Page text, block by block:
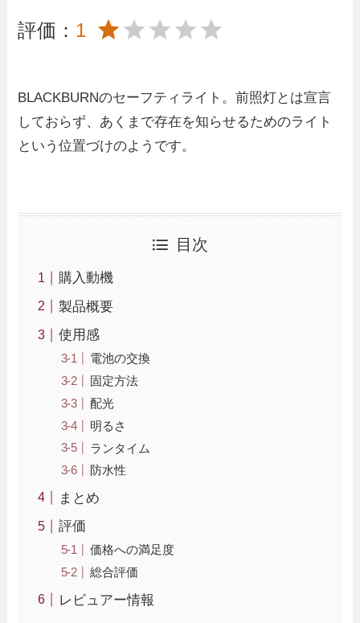
評価： 1
BLACKBURNのセーフティライト。前照灯とは宣言
しておらず、あくまで存在を知らせるためのライト
という位置づけのようです。
目次
購入動機
製品概要
使用感
電池の交換
固定方法
配光
明るさ
ランタイム
防水性
まとめ
評価
価格への満足度
総合評価
レビュアー情報